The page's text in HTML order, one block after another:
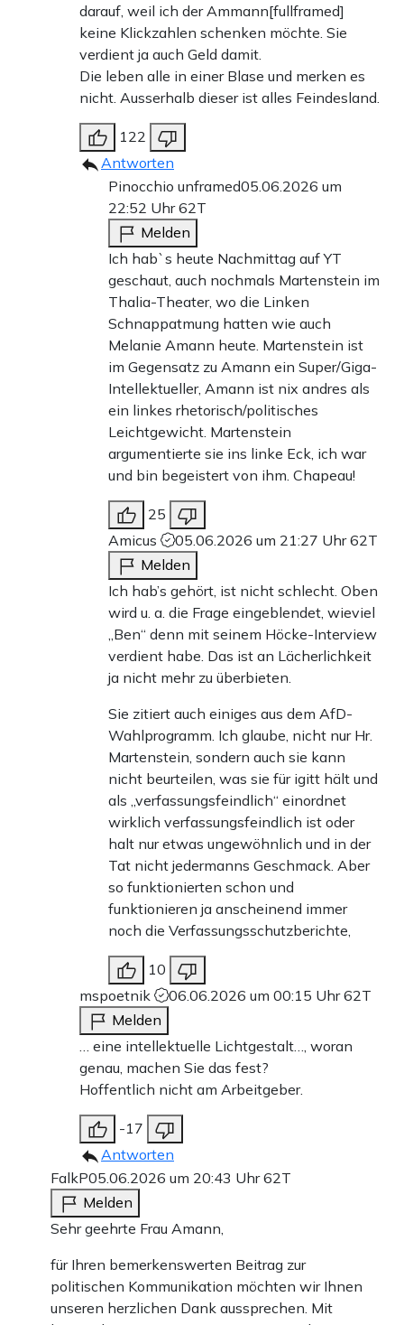
darauf, weil ich der Ammann[fullframed]
keine Klickzahlen schenken möchte. Sie
verdient ja auch Geld damit.
Die leben alle in einer Blase und merken es
nicht. Ausserhalb dieser ist alles Feindesland.
122
Antworten
Pinocchio unframed05.06.2026 um
22:52 Uhr62T
Melden
Ich hab`s heute Nachmittag auf YT
geschaut, auch nochmals Martenstein im
Thalia-Theater, wo die Linken
Schnappatmung hatten wie auch
Melanie Amann heute. Martenstein ist
im Gegensatz zu Amann ein Super/Giga-
Intellektueller, Amann ist nix andres als
ein linkes rhetorisch/politisches
Leichtgewicht. Martenstein
argumentierte sie ins linke Eck, ich war
und bin begeistert von ihm. Chapeau!
25
Amicus
05.06.2026 um 21:27 Uhr62T
Melden
Ich hab’s gehört, ist nicht schlecht. Oben
wird u. a. die Frage eingeblendet, wieviel
„Ben“ denn mit seinem Höcke-Interview
verdient habe. Das ist an Lächerlichkeit
ja nicht mehr zu überbieten.
Sie zitiert auch einiges aus dem AfD-
Wahlprogramm. Ich glaube, nicht nur Hr.
Martenstein, sondern auch sie kann
nicht beurteilen, was sie für igitt hält und
als „verfassungsfeindlich“ einordnet
wirklich verfassungsfeindlich ist oder
halt nur etwas ungewöhnlich und in der
Tat nicht jedermanns Geschmack. Aber
so funktionierten schon und
funktionieren ja anscheinend immer
noch die Verfassungsschutzberichte,
10
mspoetnik
06.06.2026 um 00:15 Uhr62T
Melden
… eine intellektuelle Lichtgestalt…, woran
genau, machen Sie das fest?
Hoffentlich nicht am Arbeitgeber.
-17
Antworten
FalkP05.06.2026 um 20:43 Uhr62T
Melden
Sehr geehrte Frau Amann,
für Ihren bemerkenswerten Beitrag zur
politischen Kommunikation möchten wir Ihnen
unseren herzlichen Dank aussprechen. Mit